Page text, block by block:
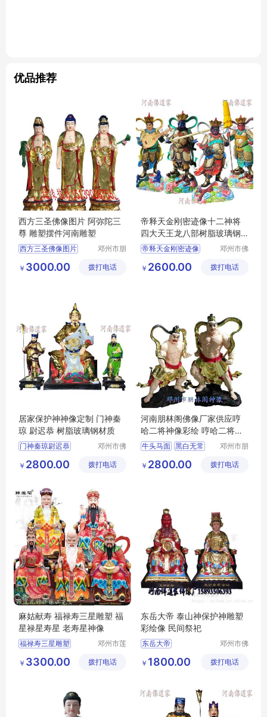
优品推荐
西方三圣佛像图片 阿弥陀三
尊 雕塑摆件河南雕塑
西方三圣佛像图片
邓州市朋
品店
￥ 3000.00 拨打电话
帝释天金刚密迹像十二神将
四大天王龙八部树脂玻璃钢
佛像摆件批发
帝释天金刚密迹像
河南佛道家厂家直销
邓州市佛
厂
￥ 2600.00 拨打电话
居家保护神神像定制 门神秦
琼 尉迟恭 树脂玻璃钢材质
门神秦琼尉迟恭
祭祀宗教用品
邓州市佛
厂
￥ 2800.00 拨打电话
河南朋林阁佛像厂家供应哼
哈二将神像彩绘 哼哈二将玻
璃钢 祭祀用品
牛头马面 黑白无常
邓州市朋
品店
￥ 2800.00 拨打电话
麻姑献寿 福禄寿三星雕塑 福
星禄星寿星 老寿星神像
福禄寿三星雕塑
老寿星神像
邓州市莲
工艺厂
￥ 3300.00 拨打电话
东岳大帝 泰山神保护神雕塑
彩绘像 民间祭祀
东岳大帝
河南佛道家厂家直销
邓州市佛
厂
￥ 1800.00 拨打电话